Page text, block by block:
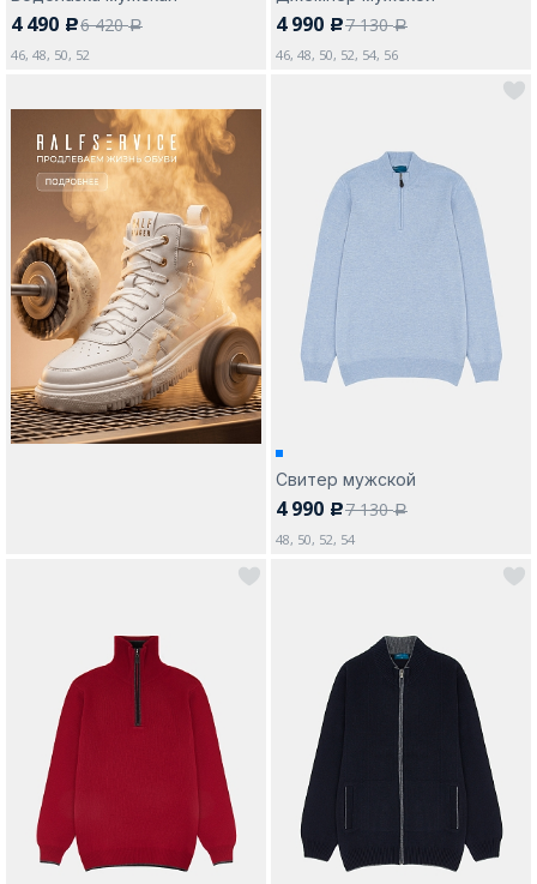
4 490 c6 420a
46, 48, 50, 52
4 990 c7 130a
46, 48, 50, 52, 54, 56
Свитер мужской
4 990 c7 130a
48, 50, 52, 54